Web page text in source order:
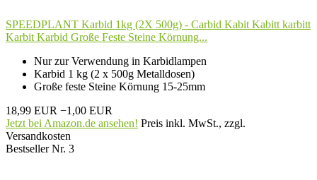
SPEEDPLANT Karbid 1kg (2X 500g) - Carbid Kabit Kabitt karbitt
Karbit Karbid Große Feste Steine Körnung...
Nur zur Verwendung in Karbidlampen
Karbid 1 kg (2 x 500g Metalldosen)
Große feste Steine Körnung 15-25mm
18,99 EUR −1,00 EUR
Jetzt bei Amazon.de ansehen! Preis inkl. MwSt., zzgl.
Versandkosten
Bestseller Nr. 3